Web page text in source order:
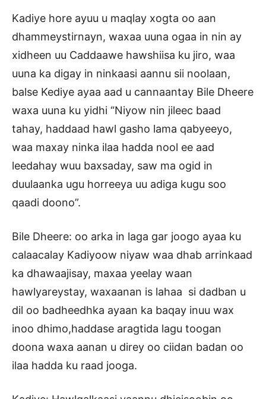
Kadiye hore ayuu u maqlay xogta oo aan
dhammeystirnayn, waxaa uuna ogaa in nin ay
xidheen uu Caddaawe hawshiisa ku jiro, waa
uuna ka digay in ninkaasi aannu sii noolaan,
balse Kediye ayaa aad u cannaantay Bile Dheere
waxa uuna ku yidhi “Niyow nin jileec baad
tahay, haddaad hawl gasho lama qabyeeyo,
waa maxay ninka ilaa hadda nool ee aad
leedahay wuu baxsaday, saw ma ogid in
duulaanka ugu horreeya uu adiga kugu soo
qaadi doono”.
Bile Dheere: oo arka in laga gar joogo ayaa ku
calaacalay Kadiyoow niyaw waa dhab arrinkaad
ka dhawaajisay, maxaa yeelay waan
hawlyareystay, waxaanan is lahaa si dadban u
dil oo badheedhka ayaan ka baqay inuu wax
inoo dhimo,haddase aragtida lagu toogan
doona waxa aanan u direy oo ciidan badan oo
ilaa hadda ku raad jooga.